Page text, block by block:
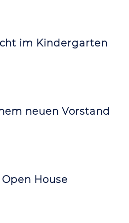
im Kindergarten
neuen Vorstand
House